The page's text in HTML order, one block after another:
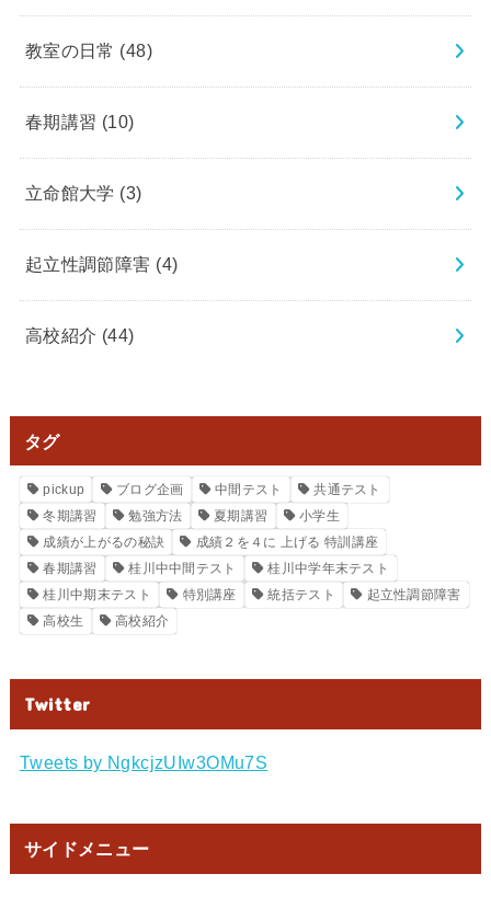
教室の日常 (48)
春期講習 (10)
立命館大学 (3)
起立性調節障害 (4)
高校紹介 (44)
タグ
pickup ブログ企画 中間テスト
共通テスト
冬期講習
勉強方法 夏期講習
小学生
成績が上がるの秘訣
成績２を４に 上げる 特訓講座
春期講習
桂川中中間テスト
桂川中学年末テスト
桂川中期末テスト
特別講座 統括テスト
起立性調節障害
高校生
高校紹介
Twitter
Tweets by NgkcjzUIw3OMu7S
サイドメニュー